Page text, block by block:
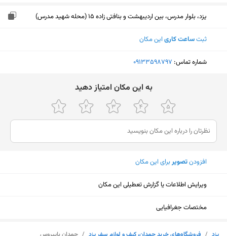
یزد، بلوار مدرس، بین اردیبهشت و بنافتی زاده 15 (محله شهید مدرس)
ثبتساعت کاری این مکان
شماره تماس: ‎09133598797
ﺑﻪ اﯾﻦ ﻣﮑﺎن اﻣﺘﯿﺎز دﻫﯿﺪ
افزودنتصویربرای این مکان
ویرایش اطلاعات یا گزارش تعطیلی این مکان
مختصات جغرافیایی